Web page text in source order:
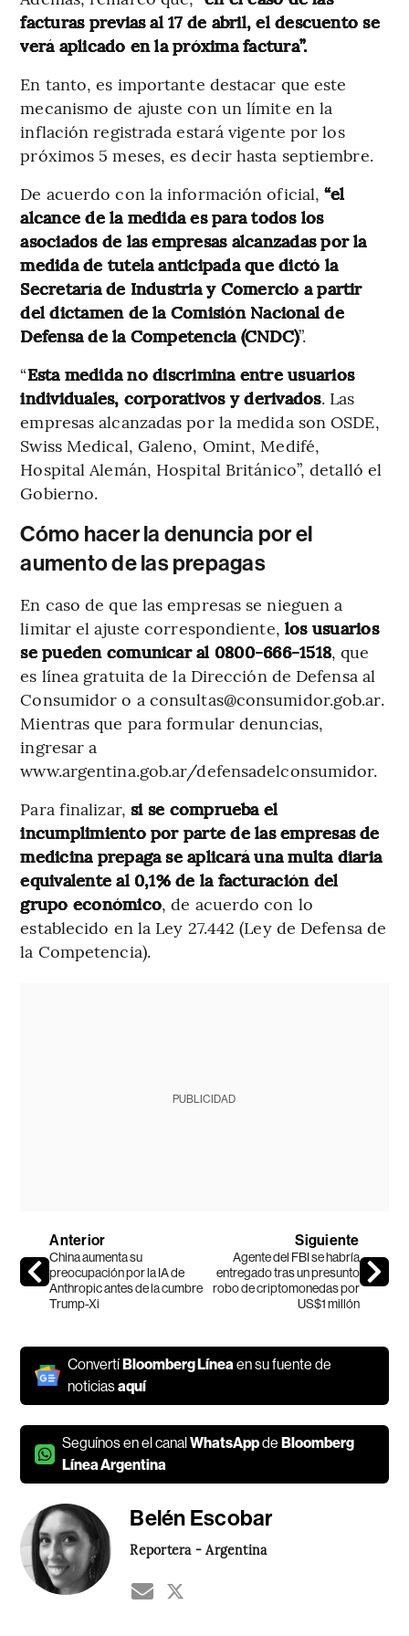
facturas previas al 17 de abril, el descuento se
verá aplicado en la próxima factura”.
En tanto, es importante destacar que este
mecanismo de ajuste con un límite en la
inflación registrada estará vigente por los
próximos 5 meses, es decir hasta septiembre.
De acuerdo con la información oficial,“el
alcance de la medida es para todos los
asociados de las empresas alcanzadas por la
medida de tutela anticipada que dictó la
Secretaría de Industria y Comercio a partir
del dictamen de la Comisión Nacional de
Defensa de la Competencia (CNDC)”.
“Esta medida no discrimina entre usuarios
individuales, corporativos y derivados. Las
empresas alcanzadas por la medida son OSDE,
Swiss Medical, Galeno, Omint, Medifé,
Hospital Alemán, Hospital Británico”, detalló el
Gobierno.
Cómo hacer la denuncia por el
aumento de las prepagas
En caso de que las empresas se nieguen a
limitar el ajuste correspondiente, los usuarios
se pueden comunicar al 0800-666-1518, que
es línea gratuita de la Dirección de Defensa al
Consumidor o a consultas@consumidor.gob.ar.
Mientras que para formular denuncias,
ingresar a
www.argentina.gob.ar/defensadelconsumidor.
Para finalizar, si se comprueba el
incumplimiento por parte de las empresas de
medicina prepaga se aplicará una multa diaria
equivalente al 0,1% de la facturación del
grupo económico, de acuerdo con lo
establecido en la Ley 27.442 (Ley de Defensa de
la Competencia).
PUBLICIDAD
Anterior
China aumenta su
preocupación por la IA de
Anthropic antes de la cumbre
Trump-Xi
Siguiente
Agente del FBI se habría
entregado tras un presunto
robo de criptomonedas por
US$1 millón
ConvertíBloomberg Línea en su fuente de
noticiasaquí
Seguínos en el canalWhatsAppdeBloomberg
Línea Argentina
Belén Escobar
Reportera - Argentina